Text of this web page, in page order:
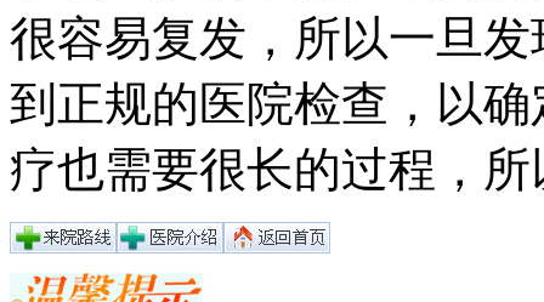
很容易复发，所以一旦
到正规的医院检查，以
疗也需要很长的过程，